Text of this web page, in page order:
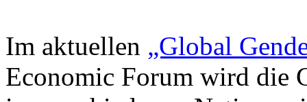
Im aktuellen „Global
Economic Forum wird die